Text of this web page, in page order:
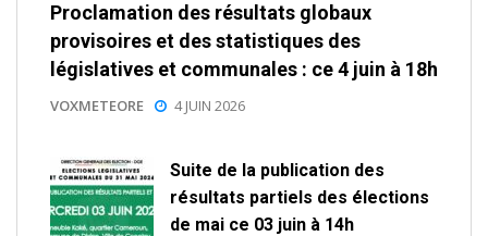
Proclamation des résultats globaux
provisoires et des statistiques des
législatives et communales : ce 4 juin à 18h
VOXMETEORE 4 JUIN 2026
Suite de la publication des
résultats partiels des élections
de mai ce 03 juin à 14h